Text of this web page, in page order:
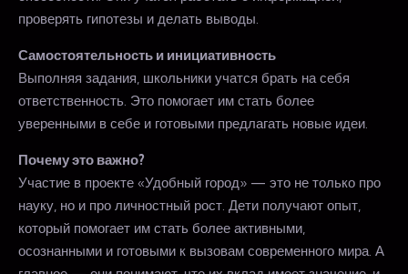
проверять гипотезы и делать выводы.
Самостоятельность и инициативность
Выполняя задания, школьники учатся брать на себя
ответственность. Это помогает им стать более
уверенными в себе и готовыми предлагать новые идеи.
Почему это важно?
Участие в проекте «Удобный город» — это не только про
науку, но и про личностный рост. Дети получают опыт,
который помогает им стать более активными,
осознанными и готовыми к вызовам современного мира. А